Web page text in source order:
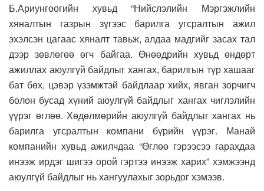
Б.Ариунгоогийн хувьд “Нийслэлийн Мэргэжлийн
хяналтын газрын зүгээс барилга угсралтын ажил
эхэлсэн цагаас хяналт тавьж, алдаа мадгийг засах тал
дээр зөвлөгөө өгч байгаа. Өнөөдрийн хувьд өндөрт
ажиллах аюулгүй байдлыг хангах, барилгын түр хашааг
бат бөх, цэвэр үзэмжтэй байдлаар хийх, явган зорчигч
болон бусад хүний аюулгүй байдлыг хангах чиглэлийн
үүрэг өглөө. Хөдөлмөрийн аюулгүй байдлыг хангах нь
барилга угсралтын компани бүрийн үүрэг. Манай
компанийн хувьд ажилчдаа “Өглөө гэрээсээ гарахдаа
инээж ирдэг шигээ орой гэртээ инээж харих” хэмжээнд
аюулгүй байдлыг нь хангуулахыг зорьдог хэмээв.